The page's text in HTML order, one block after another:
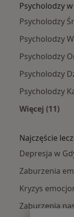
Psycholodzy
Psycholodzy
Psycholodzy
Psycholodzy
Psycholodzy
Psycholodzy
Więcej (11)
Najczęście
Depresja w
Zaburzenia
Kryzys
Zaburzenia